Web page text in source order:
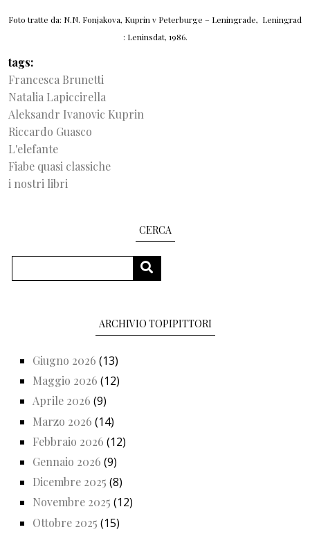
Foto tratte da: N.N. Fonjakova, Kuprin v Peterburge – Leningrade, Leningrad
: Leninsdat, 1986.
tags
Francesca Brunetti
Natalia Lapiccirella
Aleksandr Ivanovic Kuprin
Riccardo Guasco
L'elefante
Fiabe quasi classiche
i nostri libri
CERCA
CERCA
ARCHIVIO TOPIPITTORI
Giugno 2026 (13)
Maggio 2026 (12)
Aprile 2026 (9)
Marzo 2026 (14)
Febbraio 2026 (12)
Gennaio 2026 (9)
Dicembre 2025 (8)
Novembre 2025 (12)
Ottobre 2025 (15)